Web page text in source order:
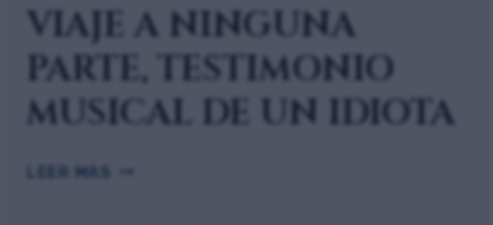
VIAJE A NINGUNA
PARTE, TESTIMONIO
MUSICAL DE UN IDIOTA
LEER MÁS